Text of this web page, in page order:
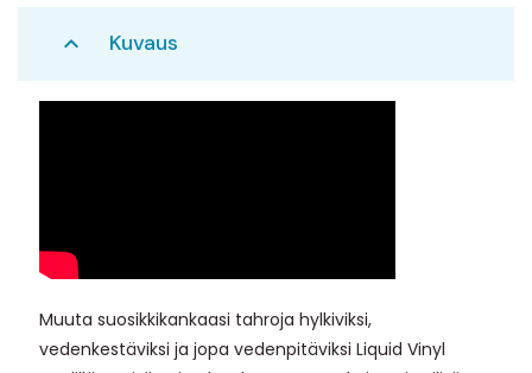
expand_less Kuvaus
Muuta suosikkikankaasi tahroja hylkiviksi,
vedenkestäviksi ja jopa vedenpitäviksi Liquid Vinyl